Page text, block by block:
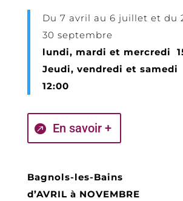
Du 7 avril au 6 juillet et du
30 septembre
lundi, mardi et mercredi
Jeudi, vendredi et samedi
12:00
En savoir +
Bagnols-les-Bains
d’AVRIL à NOVEMBRE